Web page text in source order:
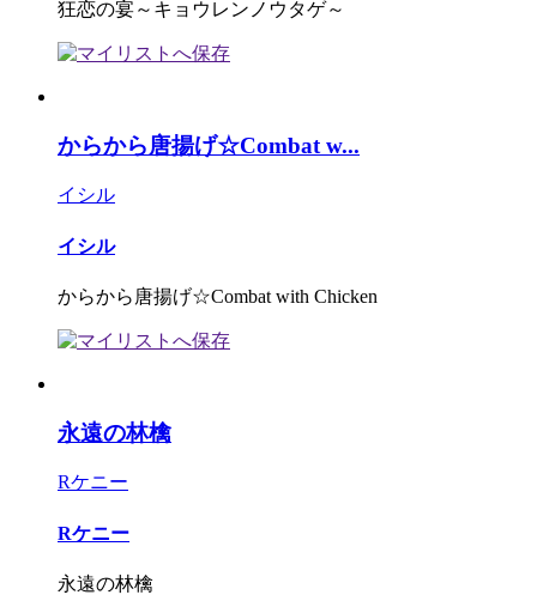
狂恋の宴～キョウレンノウタゲ～
からから唐揚げ☆Combat w...
イシル
イシル
からから唐揚げ☆Combat with Chicken
永遠の林檎
Rケニー
Rケニー
永遠の林檎